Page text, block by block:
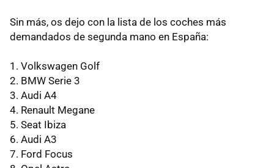
Sin más, os dejo con la lista de los coches más
demandados de segunda mano en España:
1. Volkswagen Golf
2. BMW Serie 3
3. Audi A4
4. Renault Megane
5. Seat Ibiza
6. Audi A3
7. Ford Focus